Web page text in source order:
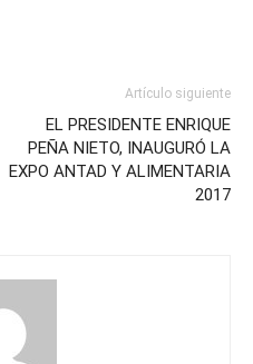
Artículo siguiente
EL PRESIDENTE ENRIQUE
PEÑA NIETO, INAUGURÓ LA
EXPO ANTAD Y ALIMENTARIA
2017